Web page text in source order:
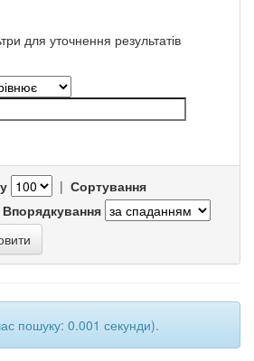
для уточнення результатів
| Сортування
Впорядкування
пошуку: 0.001 секунди).